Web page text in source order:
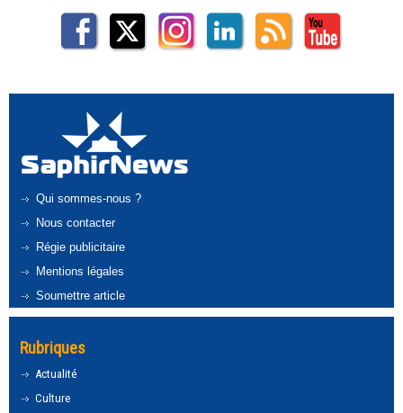
Qui sommes-nous ?
Nous contacter
Régie publicitaire
Mentions légales
Soumettre article
Rubriques
Actualité
Culture